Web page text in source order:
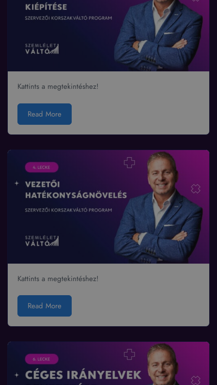
Kattints a megtekintéshez!
Read More
Kattints a megtekintéshez!
Read More